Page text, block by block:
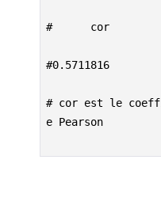
#      cor
#0.5711816
# cor est le
e Pearson